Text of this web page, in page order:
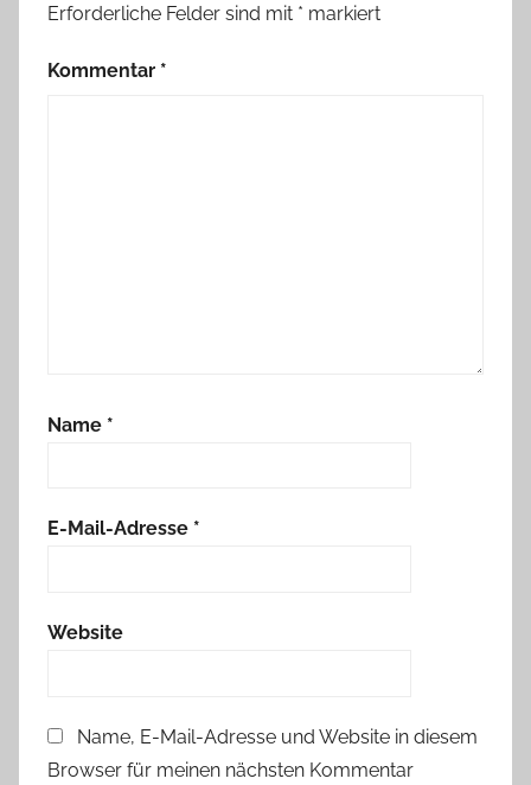
Erforderliche Felder sind mit * markiert
Kommentar *
Name *
E-Mail-Adresse *
Website
Name, E-Mail-Adresse und Website in diesem
Browser für meinen nächsten Kommentar